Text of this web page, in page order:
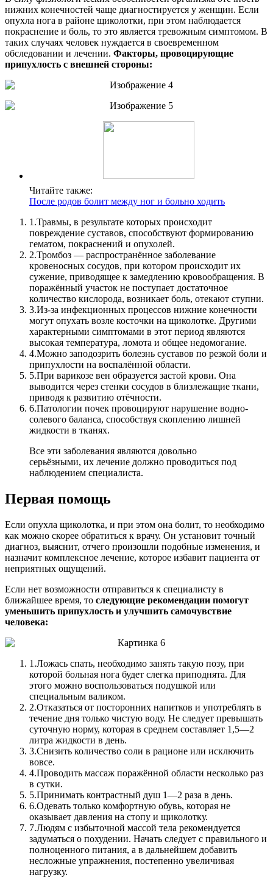
нижних конечностей чаще диагностируется у женщин. Если
опухла нога в районе щиколотки, при этом наблюдается
покраснение и боль, то это является тревожным симптомом. В
таких случаях человек нуждается в своевременном
обследовании и лечении. Факторы, провоцирующие
припухлость с внешней стороны:
Читайте также:
После родов болит между ног и больно ходить
1.Травмы, в результате которых происходит
повреждение суставов, способствуют формированию
гематом, покраснений и опухолей.
2.Тромбоз — распространённое заболевание
кровеносных сосудов, при котором происходит их
сужение, приводящее к замедлению кровообращения. В
поражённый участок не поступает достаточное
количество кислорода, возникает боль, отекают ступни.
3.Из-за инфекционных процессов нижние конечности
могут опухать возле косточки на щиколотке. Другими
характерными симптомами в этот период являются
высокая температура, ломота и общее недомогание.
4.Можно заподозрить болезнь суставов по резкой боли и
припухлости на воспалённой области.
5.При варикозе вен образуется застой крови. Она
выводится через стенки сосудов в близлежащие ткани,
приводя к развитию отёчности.
6.Патологии почек провоцируют нарушение водно-
солевого баланса, способствуя скоплению лишней
жидкости в тканях.
Все эти заболевания являются довольно
серьёзными, их лечение должно проводиться под
наблюдением специалиста.
Первая помощь
Если опухла щиколотка, и при этом она болит, то необходимо
как можно скорее обратиться к врачу. Он установит точный
диагноз, выяснит, отчего произошли подобные изменения, и
назначит комплексное лечение, которое избавит пациента от
неприятных ощущений.
Если нет возможности отправиться к специалисту в
ближайшее время, то следующие рекомендации помогут
уменьшить припухлость и улучшить самочувствие
человека:
1.Ложась спать, необходимо занять такую позу, при
которой больная нога будет слегка приподнята. Для
этого можно воспользоваться подушкой или
специальным валиком.
2.Отказаться от посторонних напитков и употреблять в
течение дня только чистую воду. Не следует превышать
суточную норму, которая в среднем составляет 1,5—2
литра жидкости в день.
3.Снизить количество соли в рационе или исключить
вовсе.
4.Проводить массаж поражённой области несколько раз
в сутки.
5.Принимать контрастный душ 1—2 раза в день.
6.Одевать только комфортную обувь, которая не
оказывает давления на стопу и щиколотку.
7.Людям с избыточной массой тела рекомендуется
задуматься о похудении. Начать следует с правильного и
полноценного питания, а в дальнейшем добавить
несложные упражнения, постепенно увеличивая
нагрузку.